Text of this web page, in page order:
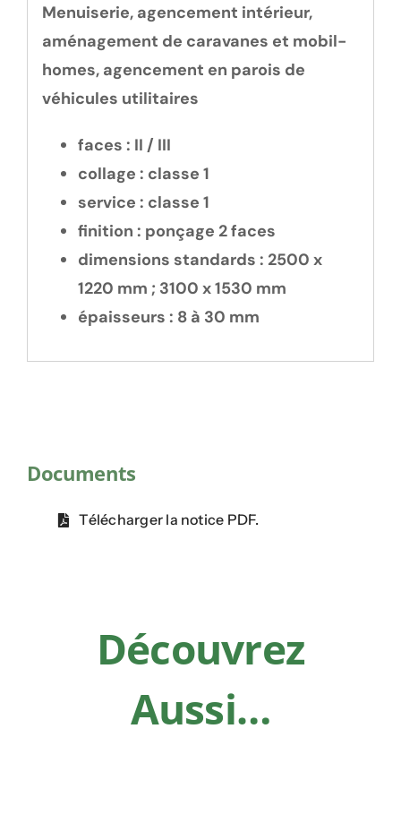
Menuiserie, agencement intérieur,
aménagement de caravanes et mobil-
homes, agencement en parois de
véhicules utilitaires
faces : II / III
collage : classe 1
service : classe 1
finition : ponçage 2 faces
dimensions standards : 2500 x
1220 mm ; 3100 x 1530 mm
épaisseurs : 8 à 30 mm
Documents
Télécharger la notice PDF.
Découvrez
Aussi…